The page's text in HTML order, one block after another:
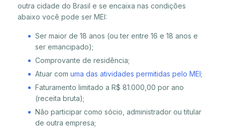
outra cidade do Brasil e se encaixa nas condições
abaixo você pode ser MEI:
Ser maior de 18 anos (ou ter entre 16 e 18 anos e
ser emancipado);
Comprovante de residência;
Atuar com uma das atividades permitidas pelo MEI;
Faturamento limitado a R$ 81.000,00 por ano
(receita bruta);
Não participar como sócio, administrador ou titular
de outra empresa;